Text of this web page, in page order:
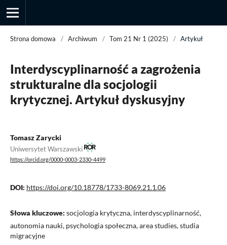
Przegląd Socjologii Jakościowej
Strona domowa / Archiwum / Tom 21 Nr 1 (2025) / Artykuł
Interdyscyplinarność a zagrożenia
strukturalne dla socjologii
krytycznej. Artykuł dyskusyjny
Tomasz Zarycki
Uniwersytet Warszawski
https://orcid.org/0000-0003-2330-4499
DOI: https://doi.org/10.18778/1733-8069.21.1.06
Słowa kluczowe: socjologia krytyczna, interdyscyplinarność,
autonomia nauki, psychologia społeczna, area studies, studia
migracyjne